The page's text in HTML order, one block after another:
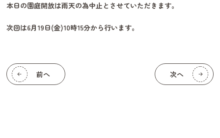
本日の園庭開放は雨天の為中止とさせていただきます。
次回は6月19日(金)10時15分から行います。
前へ 次へ